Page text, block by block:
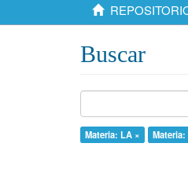
Buscar
Materia: LA ×